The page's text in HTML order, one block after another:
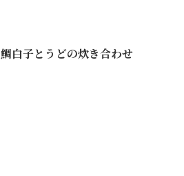
鯛白子とうどの炊き合わせ